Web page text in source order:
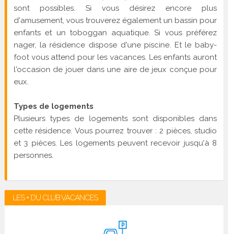
sont possibles. Si vous désirez encore plus
d'amusement, vous trouverez également un bassin pour
enfants et un toboggan aquatique. Si vous préférez
nager, la résidence dispose d'une piscine. Et le baby-
foot vous attend pour les vacances. Les enfants auront
l'occasion de jouer dans une aire de jeux conçue pour
eux.
Types de logements
Plusieurs types de logements sont disponibles dans
cette résidence. Vous pourrez trouver : 2 pièces, studio
et 3 pièces. Les logements peuvent recevoir jusqu'à 8
personnes.
LES + DU CLUB VACANCES